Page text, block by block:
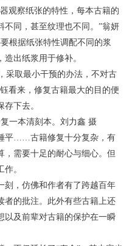
观察纸张的特性，每本古籍的
不同，甚至纹理也不同。”翁妍
根据纸张特性调配不同的浆
出纸浆用于修补。
采取最小干预的办法，不对古
看来，修复古籍最大的目的便
下去。
一本清刻本。刘力鑫 摄
平……古籍修复十分复杂，有
，需要十足的耐心与细心。但
。
刻，仿佛和作者有了跨越百年
者的批注。此外有些古籍上还
以及前辈对古籍的保护在一瞬